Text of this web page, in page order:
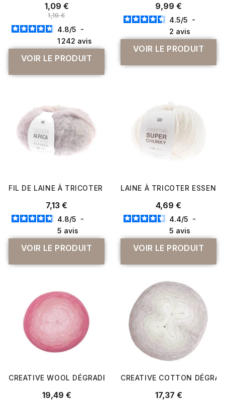
1,09 €
1,19 €
4.8/5 -
1 242 avis
VOIR LE PRODUIT
9,99 €
4.5/5 -
2 avis
VOIR LE PRODUIT
FIL DE LAINE À TRICOTER FASHION ALPACA SUPERFINE
7,13 €
4.8/5 -
5 avis
VOIR LE PRODUIT
LAINE À TRICOTER
4,69 €
4.4/5 -
5 avis
VOIR LE PRODUIT
CREATIVE WOOL DÉGRADÉ 200 GR CHÂLE ET ÉTOLE -
19,49 €
CREATIVE COTTON
17,37 €